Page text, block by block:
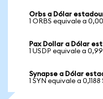
Orbs a Dólar
1 ORBS equivale a
Pax Dollar a Dólar
1 USDP equivale a
Synapse a Dólar
1 SYN equivale a 0,1188